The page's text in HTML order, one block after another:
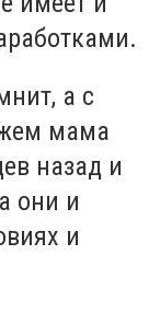
а с
мама
назад и
они и
и